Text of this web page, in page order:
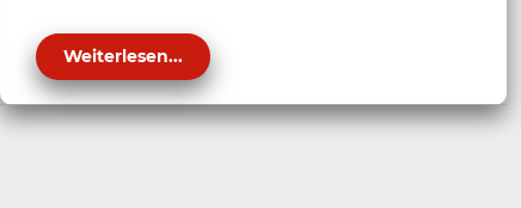
Weiterlesen...